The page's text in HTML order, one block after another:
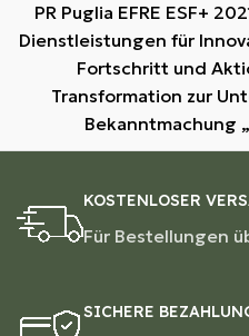
PR Puglia EFRE ESF+
Dienstleistungen für
Fortschritt und
Transformation zur
Bekanntmachung
KOSTENLOSER
Für Bestellungen
SICHERE